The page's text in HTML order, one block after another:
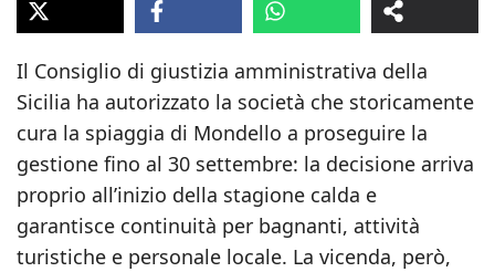
Il Consiglio di giustizia amministrativa della
Sicilia ha autorizzato la società che storicamente
cura la spiaggia di Mondello a proseguire la
gestione fino al 30 settembre: la decisione arriva
proprio all’inizio della stagione calda e
garantisce continuità per bagnanti, attività
turistiche e personale locale. La vicenda, però,